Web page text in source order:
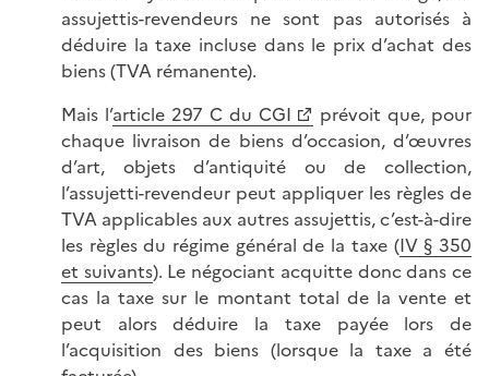
assujettis-revendeurs ne sont pas autorisés à
déduire la taxe incluse dans le prix d’achat des
biens (TVA rémanente).
Mais l’article 297 C du CGI
prévoit que, pour
chaque livraison de biens d’occasion, d’œuvres
d’art, objets d’antiquité ou de collection,
l’assujetti-revendeur peut appliquer les règles de
TVA applicables aux autres assujettis, c’est-à-dire
les règles du régime général de la taxe (IV § 350
et suivants). Le négociant acquitte donc dans ce
cas la taxe sur le montant total de la vente et
peut alors déduire la taxe payée lors de
l’acquisition des biens (lorsque la taxe a été